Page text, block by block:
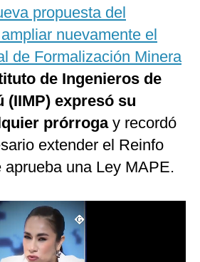
propuesta del
nuevamente el
de Formalización Minera
de Ingenieros de
(IIMP) expresó su
prórroga y recordó
extender el Reinfo
aprueba una Ley MAPE.